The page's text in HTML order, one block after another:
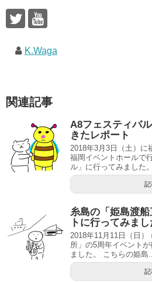
K.Waga
関連記事
A8フェスティバ
きたレポート
2018年3月3日（土）に
福岡イベントホールで
ル」に行ってみました
記
糸島の「姫島渡
トに行ってみまし
2018年11月11日（日
所」の5周年イベント
ました。 こちらの姫島
記